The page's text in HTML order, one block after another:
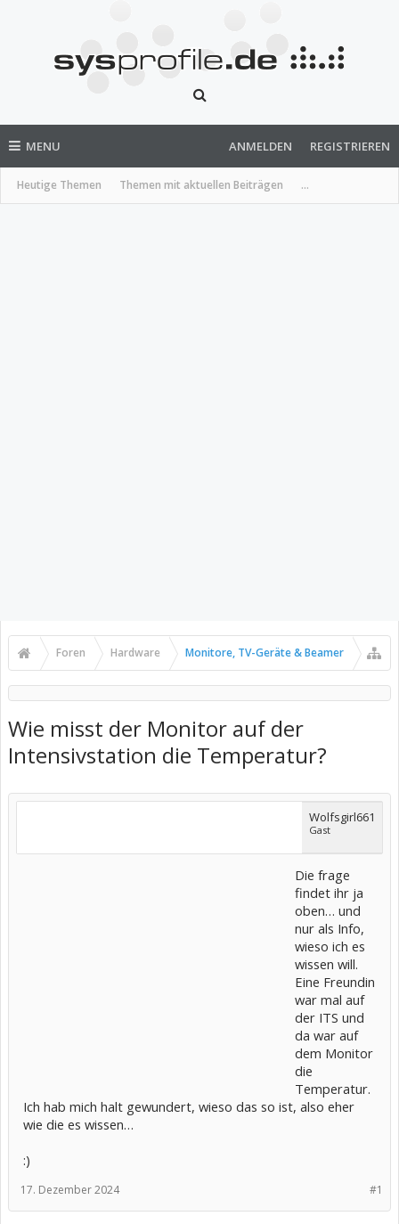
MENU
Heutige Themen Themen mit aktuellen Beiträgen ...
ANMELDEN REGISTRIEREN
Foren Hardware Monitore, TV-Geräte & Beamer
Wie misst der Monitor auf der
Intensivstation die Temperatur?
Wolfsgirl661
Gast
Die frage
findet ihr ja
oben… und
nur als Info,
wieso ich es
wissen will.
Eine Freundin
war mal auf
der ITS und
da war auf
dem Monitor
die
Temperatur.
Ich hab mich halt gewundert, wieso das so ist, also eher
wie die es wissen…
:)
#1
17. Dezember 2024